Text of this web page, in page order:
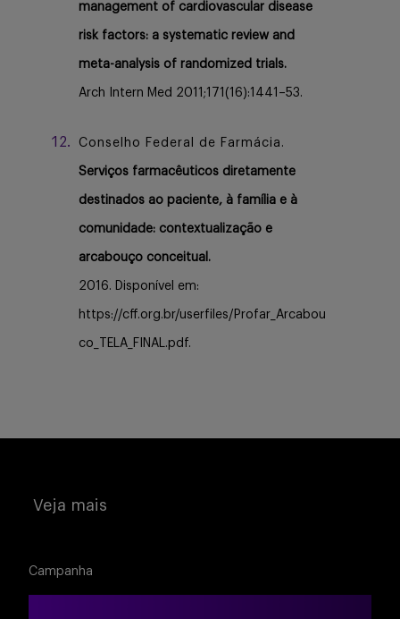
management of cardiovascular disease
risk factors: a systematic review and
meta-analysis of randomized trials.
Arch Intern Med 2011;171(16):1441–53.
Conselho Federal de Farmácia.
Serviços farmacêuticos diretamente
destinados ao paciente, à família e à
comunidade: contextualização e
arcabouço conceitual.
2016. Disponível em:
https://cff.org.br/userfiles/Profar_Arcabou
co_TELA_FINAL.pdf.
Veja mais
Campanha